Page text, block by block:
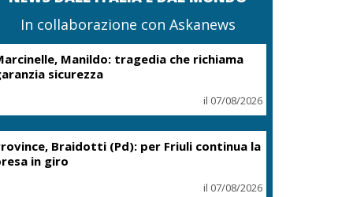
In collaborazione con Askanews
Manildo: tragedia che richiama
sicurezza
il 07/08/2026
Braidotti (Pd): per Friuli continua la
in giro
il 07/08/2026